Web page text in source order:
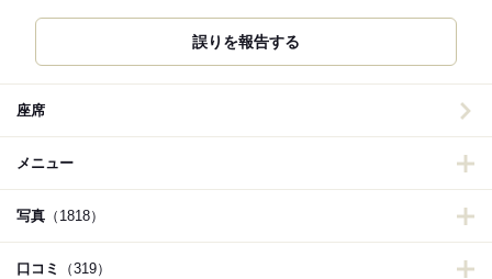
誤りを報告する
座席
メニュー
写真 （1818）
口コミ （319）